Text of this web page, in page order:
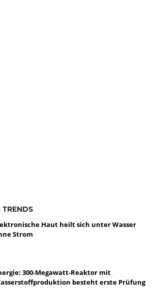
TRENDS
Haut heilt sich unter Wasser
Strom
300-Megawatt-Reaktor mit
besteht erste Prüfung